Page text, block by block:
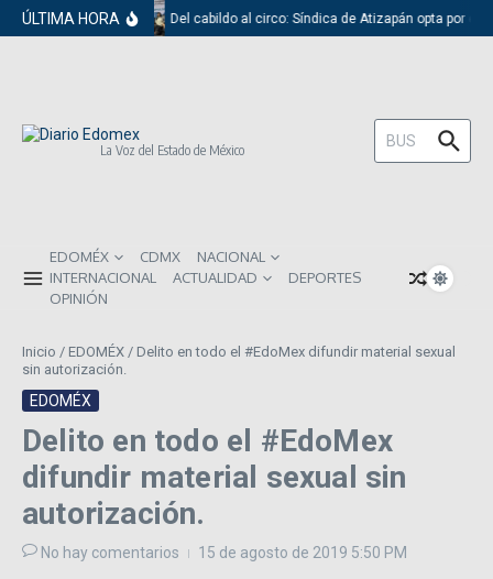
Saltar al contenido
ÚLTIMA HORA Del cabildo al circo: Síndica de Atizapán opta por el
La Voz del Estado de México
Buscar:
EDOMÉX CDMX
NACIONAL
INTERNACIONAL
ACTUALIDAD
DEPORTES
OPINIÓN
Inicio / EDOMÉX / Delito en todo el #EdoMex difundir material sexual
sin autorización.
EDOMÉX
Delito en todo el #EdoMex
difundir material sexual sin
autorización.
No hay comentarios 15 de agosto de 2019 5:50 PM